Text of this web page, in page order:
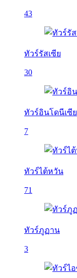
43
ทัวร์รัสเซีย
30
ทัวร์อินโดนีเซีย
7
ทัวร์ไต้หวัน
71
ทัวร์ภูฏาน
3